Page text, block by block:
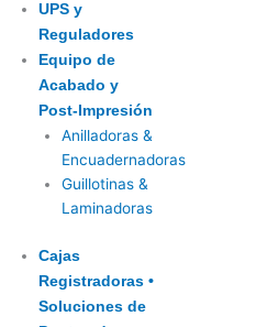
UPS y
Reguladores
Equipo de
Acabado y
Post-Impresión
Anilladoras &
Encuadernadoras
Guillotinas &
Laminadoras
Cajas
Registradoras •
Soluciones de